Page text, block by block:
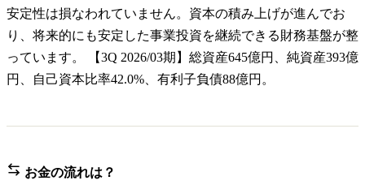
安定性は損なわれていません。資本の積み上げが進んでお
り、将来的にも安定した事業投資を継続できる財務基盤が整
っています。 【3Q 2026/03期】総資産645億円、純資産393億
円、自己資本比率42.0%、有利子負債88億円。
お金の流れは？